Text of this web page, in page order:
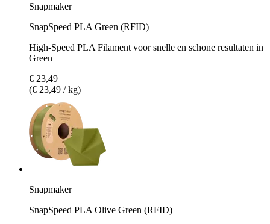
Snapmaker
SnapSpeed PLA Green (RFID)
High-Speed PLA Filament voor snelle en schone resultaten in
Green
€ 23,49
(€ 23,49 / kg)
Snapmaker
SnapSpeed PLA Olive Green (RFID)